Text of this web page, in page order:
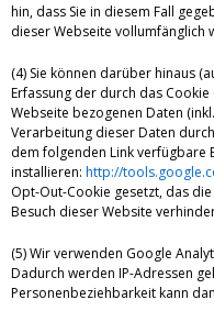
hin, dass Sie in diesem Fall
dieser Webseite vollumfänglich
(4) Sie können darüber hinaus
Erfassung der durch das
Webseite bezogenen Daten
Verarbeitung dieser Daten
dem folgenden Link verfügbare
installieren: http://
Opt-Out-Cookie gesetzt, das
Besuch dieser Website
(5) Wir verwenden Google
Dadurch werden IP-Adressen
Personenbeziehbarkeit kann